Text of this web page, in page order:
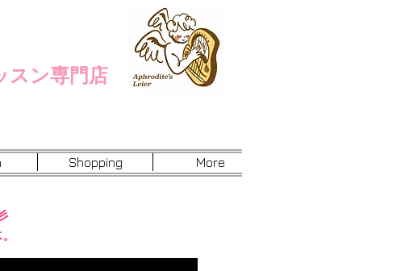
スン専門店
Shopping More